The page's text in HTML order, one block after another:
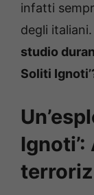
infatti
degli italiani.
studio
Soliti